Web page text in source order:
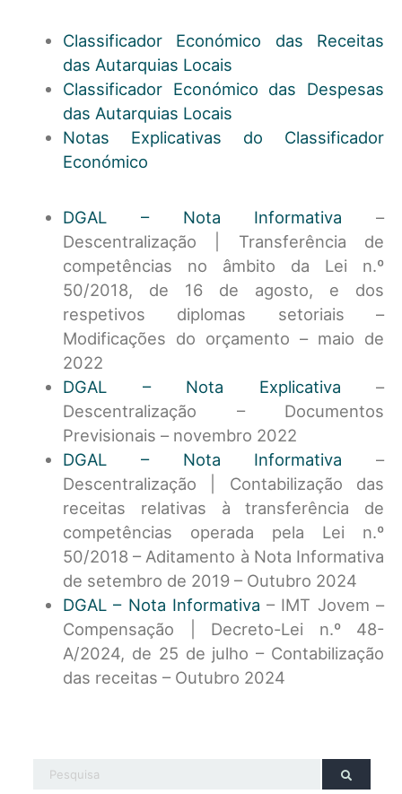
Classificador Económico das Receitas
das Autarquias Locais
Classificador Económico das Despesas
das Autarquias Locais
Notas Explicativas do Classificador
Económico
DGAL – Nota Informativa –
Descentralização | Transferência de
competências no âmbito da Lei n.º
50/2018, de 16 de agosto, e dos
respetivos diplomas setoriais –
Modificações do orçamento – maio de
2022
DGAL – Nota Explicativa –
Descentralização – Documentos
Previsionais – novembro 2022
DGAL – Nota Informativa –
Descentralização | Contabilização das
receitas relativas à transferência de
competências operada pela Lei n.º
50/2018 – Aditamento à Nota Informativa
de setembro de 2019 – Outubro 2024
DGAL – Nota Informativa – IMT Jovem –
Compensação | Decreto-Lei n.º 48-
A/2024, de 25 de julho – Contabilização
das receitas – Outubro 2024